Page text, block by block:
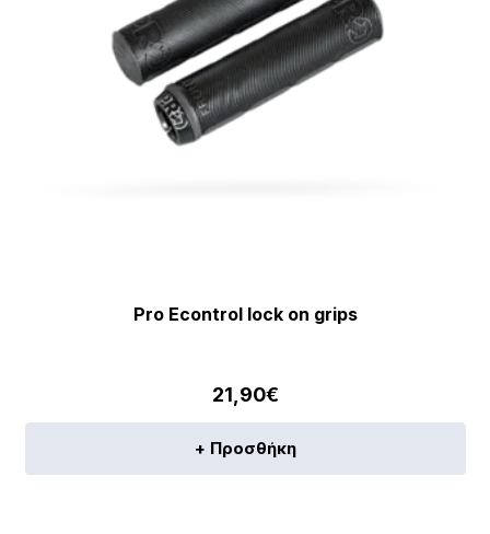
Pro Econtrol lock on grips
21,90€
+ Προσθήκη